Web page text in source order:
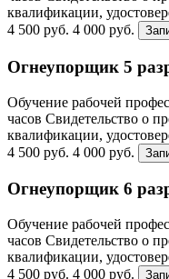
квалификации,
4 500 руб. 4 000 руб.
Огнеупорщик 5
Обучение рабочей
часов Свидетельство о
квалификации,
4 500 руб. 4 000 руб.
Огнеупорщик 6
Обучение рабочей
часов Свидетельство о
квалификации,
4 500 руб. 4 000 руб.